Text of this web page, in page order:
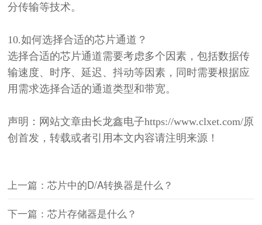
分传输等技术。
10.如何选择合适的芯片通道？
选择合适的芯片通道需要考虑多个因素，包括数据传
输速度、时序、延迟、抖动等因素，同时需要根据应
用需求选择合适的通道类型和带宽。
声明：网站文章由长龙鑫电子https://www.clxet.com/原
创首发，转载或者引用本文内容请注明来源！
上一篇：芯片中的D/A转换器是什么？
下一篇：芯片存储器是什么？